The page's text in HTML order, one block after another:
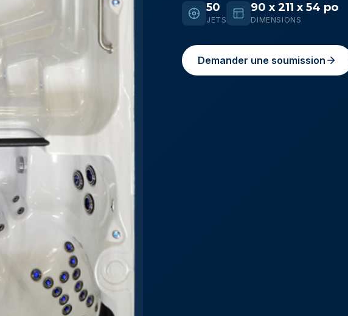
50
JETS
90 x 211 x 54 po
DIMENSIONS
Demander une soumission